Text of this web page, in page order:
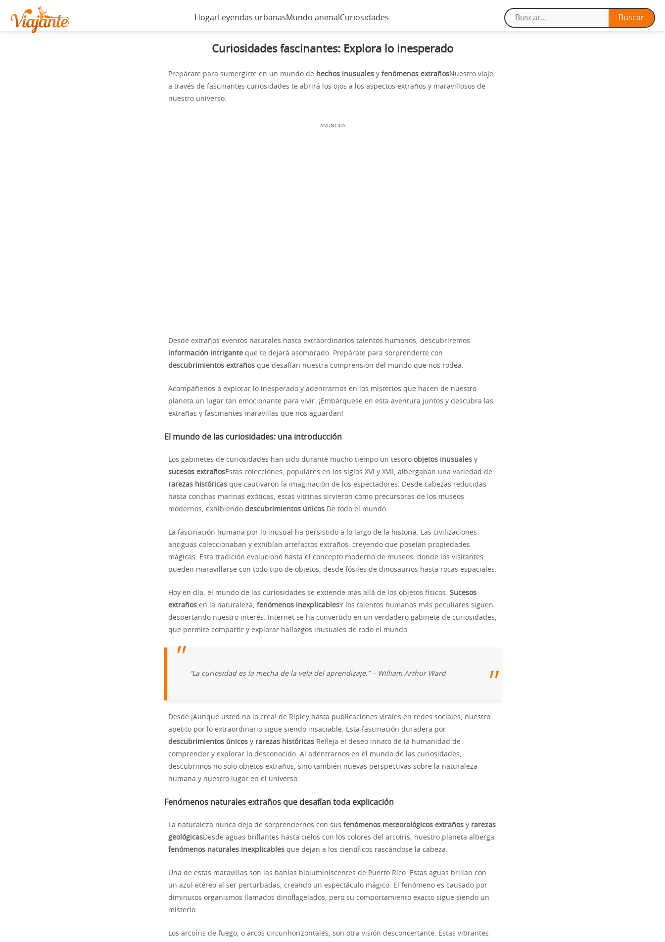
Hogar Leyendas urbanasMundo animal Curiosidades
Curiosidades fascinantes: Explora lo inesperado
Prepárate para sumergirte en un mundo de hechos inusuales y fenómenos extrañosNuestro viaje
a través de fascinantes curiosidades te abrirá los ojos a los aspectos extraños y maravillosos de
nuestro universo.
ANUNCIOS
Desde extraños eventos naturales hasta extraordinarios talentos humanos, descubriremos
información intrigante que te dejará asombrado. Prepárate para sorprenderte con
descubrimientos extraños que desafían nuestra comprensión del mundo que nos rodea.
Acompáñenos a explorar lo inesperado y adentrarnos en los misterios que hacen de nuestro
planeta un lugar tan emocionante para vivir. ¡Embárquese en esta aventura juntos y descubra las
extrañas y fascinantes maravillas que nos aguardan!
El mundo de las curiosidades: una introducción
Los gabinetes de curiosidades han sido durante mucho tiempo un tesoro objetos inusuales y
sucesos extrañosEstas colecciones, populares en los siglos XVI y XVII, albergaban una variedad de
rarezas históricas que cautivaron la imaginación de los espectadores. Desde cabezas reducidas
hasta conchas marinas exóticas, estas vitrinas sirvieron como precursoras de los museos
modernos, exhibiendo descubrimientos únicos De todo el mundo.
La fascinación humana por lo inusual ha persistido a lo largo de la historia. Las civilizaciones
antiguas coleccionaban y exhibían artefactos extraños, creyendo que poseían propiedades
mágicas. Esta tradición evolucionó hasta el concepto moderno de museos, donde los visitantes
pueden maravillarse con todo tipo de objetos, desde fósiles de dinosaurios hasta rocas espaciales.
Hoy en día, el mundo de las curiosidades se extiende más allá de los objetos físicos. Sucesos
extraños en la naturaleza, fenómenos inexplicablesY los talentos humanos más peculiares siguen
despertando nuestro interés. Internet se ha convertido en un verdadero gabinete de curiosidades,
que permite compartir y explorar hallazgos inusuales de todo el mundo.
“La curiosidad es la mecha de la vela del aprendizaje.” – William Arthur Ward
Desde ¡Aunque usted no lo crea! de Ripley hasta publicaciones virales en redes sociales, nuestro
apetito por lo extraordinario sigue siendo insaciable. Esta fascinación duradera por
descubrimientos únicos y rarezas históricas Refleja el deseo innato de la humanidad de
comprender y explorar lo desconocido. Al adentrarnos en el mundo de las curiosidades,
descubrimos no solo objetos extraños, sino también nuevas perspectivas sobre la naturaleza
humana y nuestro lugar en el universo.
Fenómenos naturales extraños que desafían toda explicación
La naturaleza nunca deja de sorprendernos con sus fenómenos meteorológicos extraños y rarezas
geológicasDesde aguas brillantes hasta cielos con los colores del arcoíris, nuestro planeta alberga
fenómenos naturales inexplicables que dejan a los científicos rascándose la cabeza.
Una de estas maravillas son las bahías bioluminiscentes de Puerto Rico. Estas aguas brillan con
un azul etéreo al ser perturbadas, creando un espectáculo mágico. El fenómeno es causado por
diminutos organismos llamados dinoflagelados, pero su comportamiento exacto sigue siendo un
misterio.
Los arcoíris de fuego, o arcos circunhorizontales, son otra visión desconcertante. Estas vibrantes